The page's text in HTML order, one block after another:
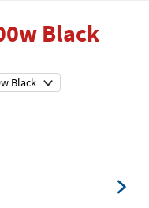
Black